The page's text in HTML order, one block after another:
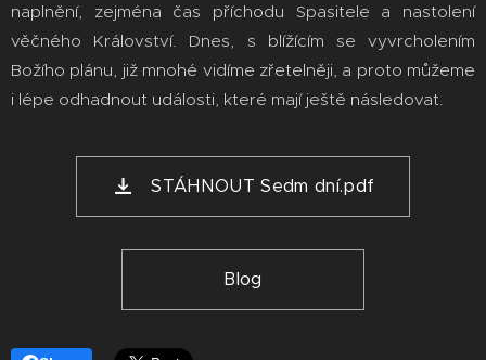
naplnění, zejména čas příchodu Spasitele a nastolení
věčného Království. Dnes, s blížícím se vyvrcholením
Božího plánu, již mnohé vidíme zřetelněji, a proto můžeme
i lépe odhadnout události, které mají ještě následovat.
STÁHNOUT Sedm dní.pdf
Blog